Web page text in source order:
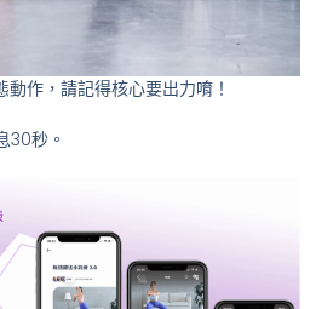
作，請記得核心要出力唷！
30秒。